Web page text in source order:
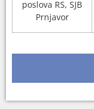
poslova RS, SJB
Prnjavor